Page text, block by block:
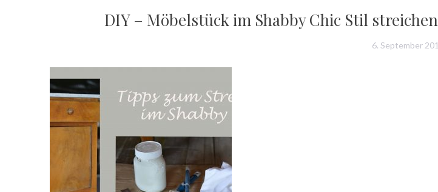
DIY – Möbelstück im Shabby Chic Stil
6. September